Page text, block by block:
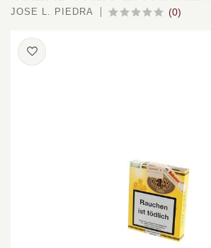
JOSÉ L. PIEDRA (0)